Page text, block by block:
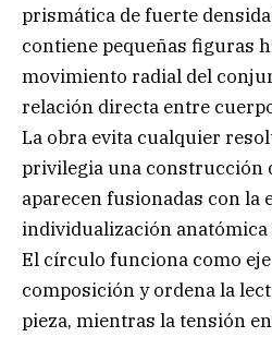
prismática de fuerte
contiene pequeñas figuras
movimiento radial del
relación directa entre
La obra evita cualquier
privilegia una construcción
aparecen fusionadas con
individualización anatómica
El círculo funciona como
composición y ordena la
pieza, mientras la tensión